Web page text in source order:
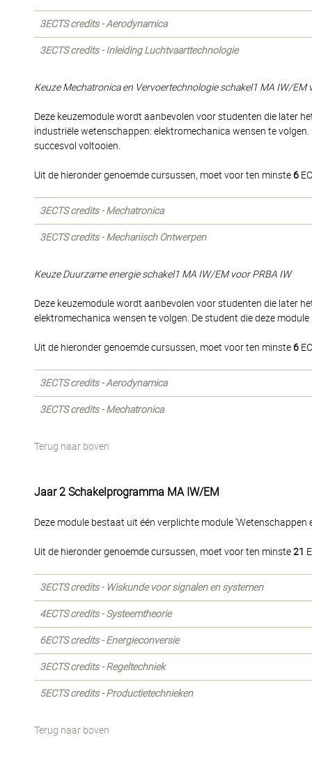
3ECTS credits - Aerodynamica
3ECTS credits - Inleiding Luchtvaarttechnologie
Keuze Mechatronica en Vervoertechnologie schakel1 MA IW/EM
Deze keuzemodule wordt aanbevolen voor studenten die later
industriële wetenschappen: elektromechanica wensen te
succesvol voltooien.
Uit de hieronder genoemde cursussen, moet voor ten minste6
3ECTS credits - Mechatronica
3ECTS credits - Mechanisch Ontwerpen
Keuze Duurzame energie schakel1 MA IW/EM voor PRBA IW
Deze keuzemodule wordt aanbevolen voor studenten die later
elektromechanica wensen te volgen. De student die deze
Uit de hieronder genoemde cursussen, moet voor ten minste6
3ECTS credits - Aerodynamica
3ECTS credits - Mechatronica
Terug naar boven
Jaar 2 Schakelprogramma MA IW/EM
Deze module bestaat uit één verplichte module 'Wetenschappen
Uit de hieronder genoemde cursussen, moet voor ten minste21
3ECTS credits - Wiskunde voor signalen en systemen
4ECTS credits - Systeemtheorie
6ECTS credits - Energieconversie
3ECTS credits - Regeltechniek
5ECTS credits - Productietechnieken
Terug naar boven